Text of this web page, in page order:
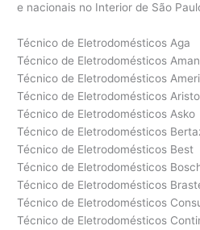
e nacionais no Interior de São
Técnico de Eletrodomésticos Aga
Técnico de Eletrodomésticos
Técnico de Eletrodomésticos
Técnico de Eletrodomésticos
Técnico de Eletrodomésticos Asko
Técnico de Eletrodomésticos
Técnico de Eletrodomésticos Best
Técnico de Eletrodomésticos
Técnico de Eletrodomésticos
Técnico de Eletrodomésticos
Técnico de Eletrodomésticos